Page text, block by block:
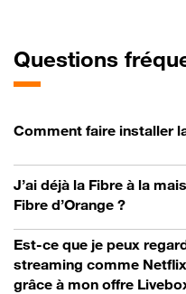
Questions
Comment faire installer
J’ai déjà la Fibre à la
Fibre d’Orange ?
Est-ce que je peux
streaming comme
grâce à mon offre